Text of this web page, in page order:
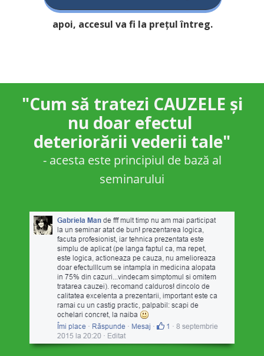
apoi, accesul va fi la prețul întreg.
"Cum să tratezi CAUZELE și
nu doar efectul
deteriorării vederii tale"
- acesta este principiul de bază al
seminarului